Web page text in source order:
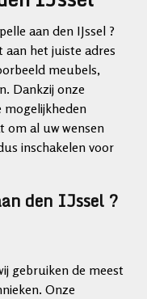
aan den IJssel ?
aan het juiste adres
meubels,
Dankzij onze
mogelijkheden
om al uw wensen
inschakelen voor
den IJssel ?
gebruiken de meest
Onze